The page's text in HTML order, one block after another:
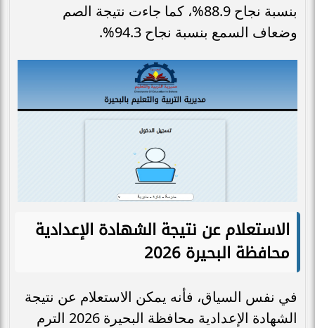
بنسبة نجاح 88.9%، كما جاءت نتيجة الصم
وضعاف السمع بنسبة نجاح 94.3%.
الاستعلام عن نتيجة الشهادة الإعدادية
محافظة البحيرة 2026
في نفس السياق، فأنه يمكن الاستعلام عن نتيجة
الشهادة الإعدادية محافظة البحيرة 2026 الترم